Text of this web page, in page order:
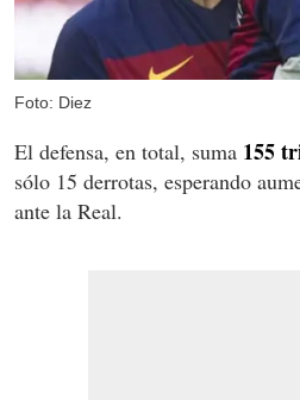
Foto: Diez
El defensa, en total, suma 155
sólo 15 derrotas, esperando
ante la Real.